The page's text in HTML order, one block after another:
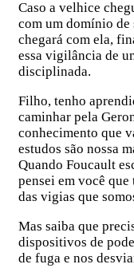
Caso a velhice
com um domínio
chegará com ela,
essa vigilância de
disciplinada.
Filho, tenho
caminhar pela
conhecimento que
estudos são nossa
Quando Foucault
pensei em você
das vigias que
Mas saiba que
dispositivos de
de fuga e nos